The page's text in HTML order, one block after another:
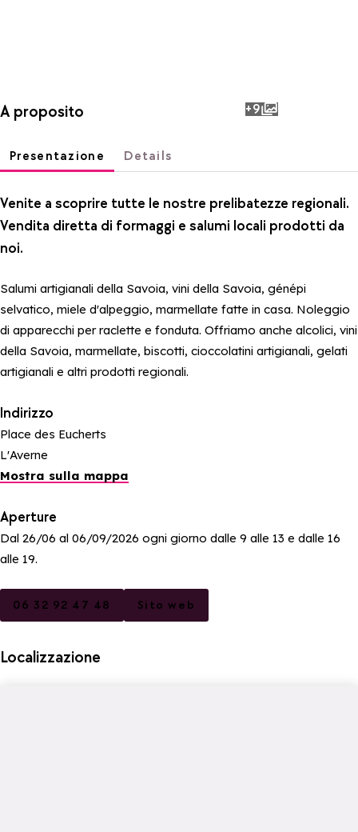
+9photos
A proposito
Presentazione Details
Venite a scoprire tutte le nostre prelibatezze regionali.
Vendita diretta di formaggi e salumi locali prodotti da
noi.
Salumi artigianali della Savoia, vini della Savoia, génépi
selvatico, miele d'alpeggio, marmellate fatte in casa. Noleggio
di apparecchi per raclette e fonduta. Offriamo anche alcolici, vini
della Savoia, marmellate, biscotti, cioccolatini artigianali, gelati
artigianali e altri prodotti regionali.
Indirizzo
Place des Eucherts
L'Averne
Mostra sulla mappa
Aperture
Dal 26/06 al 06/09/2026 ogni giorno dalle 9 alle 13 e dalle 16
alle 19.
06 32 92 47 48 Sito web
Localizzazione